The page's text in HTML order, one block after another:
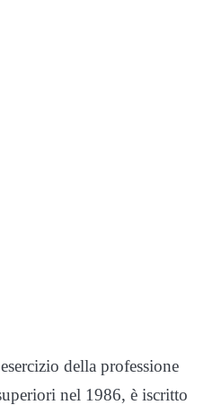
della professione
nel 1986, è iscritto